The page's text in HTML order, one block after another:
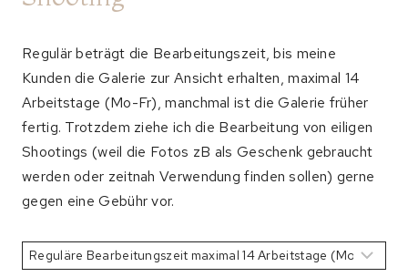
Regulär beträgt die Bearbeitungszeit, bis meine
Kunden die Galerie zur Ansicht erhalten, maximal 14
Arbeitstage (Mo-Fr), manchmal ist die Galerie früher
fertig. Trotzdem ziehe ich die Bearbeitung von eiligen
Shootings (weil die Fotos zB als Geschenk gebraucht
werden oder zeitnah Verwendung finden sollen) gerne
gegen eine Gebühr vor.